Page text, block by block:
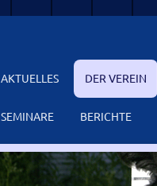
AKTUELLES DER VEREIN
SEMINARE BERICHTE